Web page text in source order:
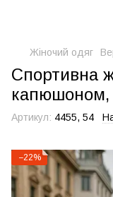
Жіночий одяг
Спортивна
капюшоном,
Артикул: 4455, 54
−22%